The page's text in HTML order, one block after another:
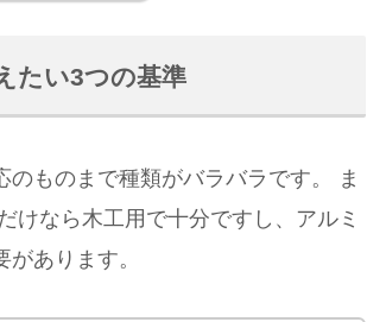
たい3つの基準
ものまで種類がバラバラです。 ま
けなら木工用で十分ですし、アルミ
あります。